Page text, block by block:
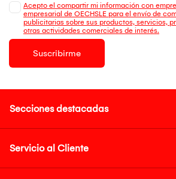
Acepto el compartir mi información con
empresarial de OECHSLE para el envío de
publicitarias sobre sus productos, servicios,
otras actividades comerciales de interés.
Suscribirme
Secciones destacadas
Servicio al Cliente